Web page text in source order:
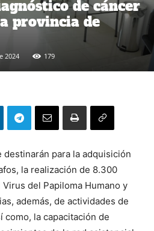
de cáncer
provincia de
2024 179
para la adquisición
la realización de 8.300
del Papiloma Humano y
además, de actividades de
como, la capacitación de